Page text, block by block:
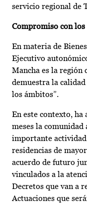
servicio regional de
Compromiso con los
En materia de
Ejecutivo
Mancha es la región
demuestra la
los ámbitos”.
En este contexto, ha
meses la
importante
residencias de
acuerdo de futuro
vinculados a la
Decretos que van a
Actuaciones que